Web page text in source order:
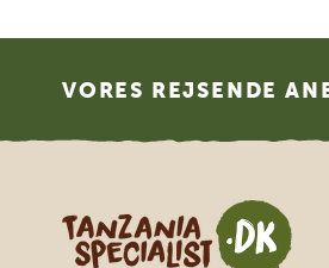
VORES REJSENDE
Tanzania Specialist